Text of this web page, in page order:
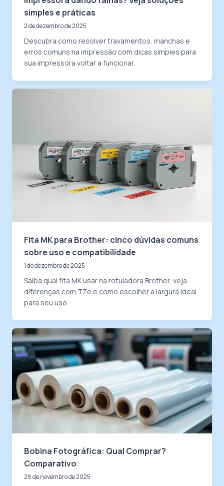
simples e práticas
2 de dezembro de 2025
Descubra como resolver travamentos, manchas e
erros comuns na impressão com dicas simples para
sua impressora voltar a funcionar.
Fita MK para Brother: cinco dúvidas comuns
sobre uso e compatibilidade
1 de dezembro de 2025
Saiba qual fita MK usar na rotuladora Brother, veja
diferenças com TZe e como escolher a largura ideal
para seu uso.
Bobina Fotográfica: Qual Comprar?
Comparativo
28 de novembro de 2025